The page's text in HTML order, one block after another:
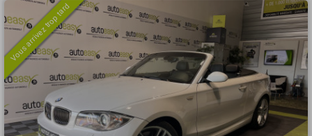
Vous arrivez trop tard